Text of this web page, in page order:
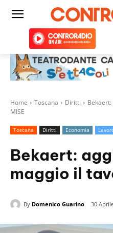
Home Toscana Diritti
MISE
Toscana Diritti Economia
Bekaert:
maggio il
By Domenico Guarino 30